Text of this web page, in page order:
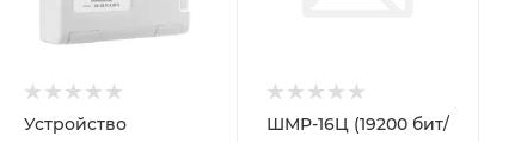
Устройство
ШМР-16Ц (19200 бит/